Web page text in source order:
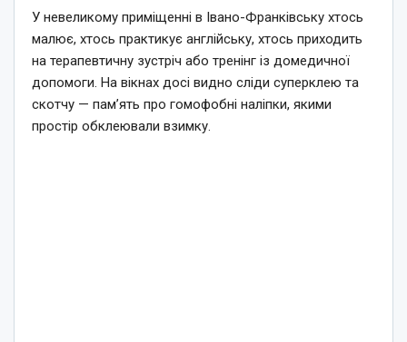
У невеликому приміщенні в Івано-Франківську хтось
малює, хтось практикує англійську, хтось приходить
на терапевтичну зустріч або тренінг із домедичної
допомоги. На вікнах досі видно сліди суперклею та
скотчу — пам’ять про гомофобні наліпки, якими
простір обклеювали взимку.